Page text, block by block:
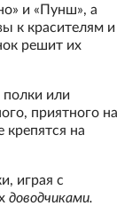
и «Пунш», а
к красителям и
решит их
или
приятного на
крепятся на
играя с
доводчиками.